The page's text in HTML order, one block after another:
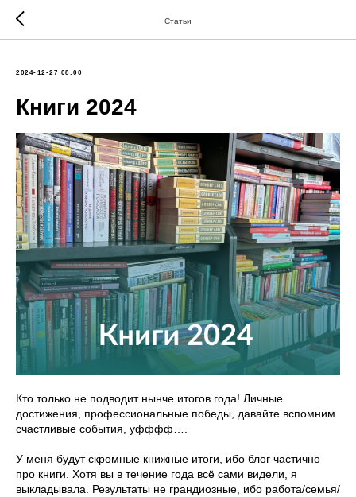
Статьи
2024-12-27 08:00
Книги 2024
Кто только не подводит нынче итогов года! Личные
достижения, профессиональные победы, давайте вспомним
счастливые события, уфффф….
У меня будут скромные книжные итоги, ибо блог частично
про книги. Хотя вы в течение года всё сами видели, я
выкладывала. Результаты не грандиозные, ибо работа/семья/